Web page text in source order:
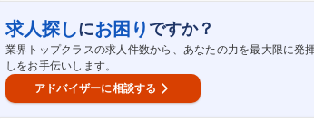
【ゆくゆくお任せしたい業務】■ぬいぐるみやテーマパーク
調整、修正対応、最終確定 ■サイズ、生地、色などをまとめたサンプル指
プロへ【キャラクターグッズ/雑貨デザイナー】人気IPぬいぐる
求人探しにお困り ですか？
業界トップクラスの求人件数から、あなたの力を最大限に発
しをお手伝いします。
アドバイザーに相談する